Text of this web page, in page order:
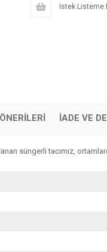
İstek Listeme
İADE VE
süngerli tacımız,